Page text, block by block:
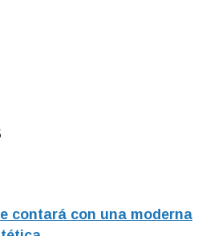
contará con una moderna